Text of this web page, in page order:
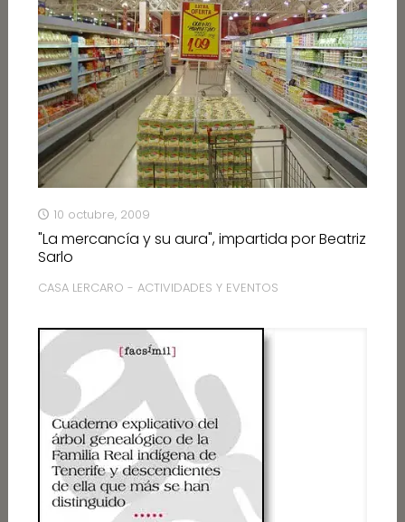
10 octubre, 2009
"La mercancía y su aura", impartida por Beatriz
Sarlo
CASA LERCARO - ACTIVIDADES Y EVENTOS